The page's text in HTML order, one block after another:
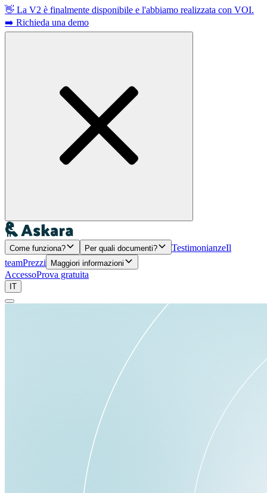
👋 La V2 è finalmente disponibile e l'abbiamo realizzata con VOI.
➡️ Richieda una demo
Come funziona? Per quali documenti? TestimonianzeIl
teamPrezzi Maggiori informazioni
AccessoProva gratuita
IT